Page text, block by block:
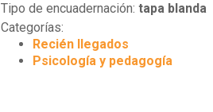
Tipo de encuadernación:tapa blanda
Categorías:
Recién llegados
Psicología y pedagogía